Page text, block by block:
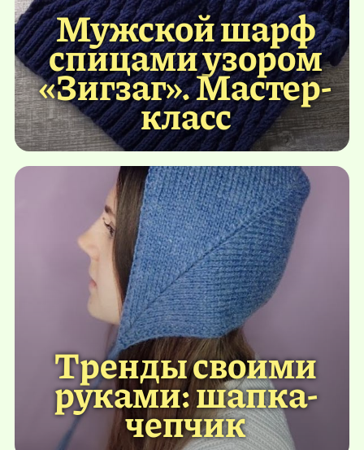
Мужской шарф
спицами узором
«Зигзаг». Мастер-
класс
Тренды своими
руками: шапка-
чепчик